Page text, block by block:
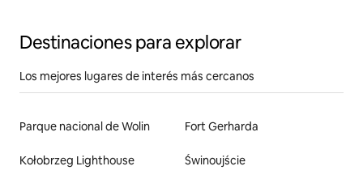
Destinaciones para explorar
Los mejores lugares de interés más cercanos
Parque nacional de Wolin Fort Gerharda
Kołobrzeg Lighthouse Świnoujście